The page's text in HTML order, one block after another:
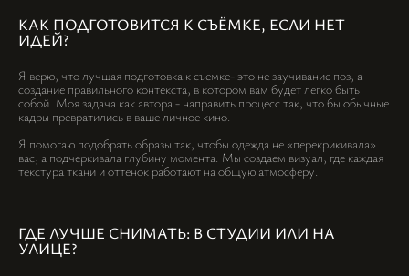
КАК ПОДГОТОВИТСЯ К СЪЁМКЕ, ЕСЛИ НЕТ
ИДЕЙ?
Я верю, что лучшая подготовка к съемке- это не заучивание поз, а
создание правильного контекста, в котором вам будет легко быть
собой. Моя задача как автора - направить процесс так, что бы обычные
кадры превратились в ваше личное кино.
Я помогаю подобрать образы так, чтобы одежда не «перекрикивала»
вас, а подчеркивала глубину момента. Мы создаем визуал, где каждая
текстура ткани и оттенок работают на общую атмосферу.
ГДЕ ЛУЧШЕ СНИМАТЬ: В СТУДИИ ИЛИ НА
УЛИЦЕ?